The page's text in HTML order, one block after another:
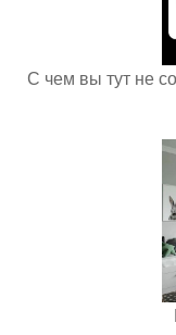
С чем вы тут не